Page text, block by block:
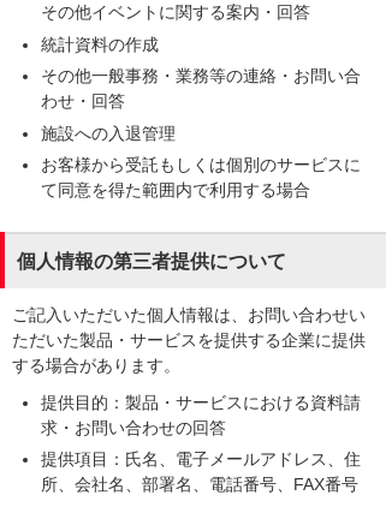
その他イベントに関する案内・回答
統計資料の作成
その他一般事務・業務等の連絡・お問い合
わせ・回答
施設への入退管理
お客様から受託もしくは個別のサービスに
て同意を得た範囲内で利用する場合
個人情報の第三者提供について
ご記入いただいた個人情報は、お問い合わせい
ただいた製品・サービスを提供する企業に提供
する場合があります。
提供目的：製品・サービスにおける資料請
求・お問い合わせの回答
提供項目：氏名、電子メールアドレス、住
所、会社名、部署名、電話番号、FAX番号